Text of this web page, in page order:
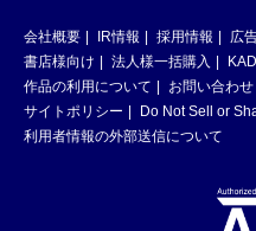
会社概要 IR情報 採用情報 広
書店様向け
法人様一括購入
作品の利用について
お問い合わせ
サイトポリシー
Do Not Sell or
利用者情報の外部送信について